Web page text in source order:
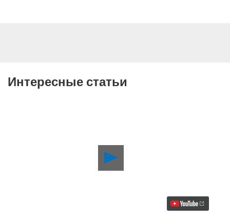
Интересные статьи
Воспроизвести
Май